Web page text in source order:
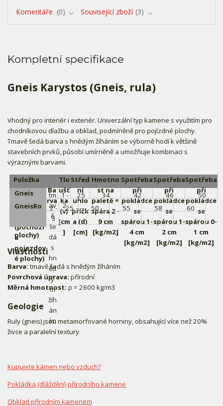
Komentáře
0 Související zboží 3
Kompletní specifikace
Gneis Karystos (Gneis, rula)
Vhodný pro interiér i exteriér. Univerzální typ kamene s využitím pro
chodníkovou dlažbu a obklad, podmíněně pro pojízdné plochy.
Tmavě šedá barva s hnědým žíháním se výborně hodí k většině
stavebních prvků, působí umírněně a umožňuje kombinaci s
výraznými barvami.
Položka
Ba
rva
Tlo
ušť
ka
(v)
[cm
]
Střed
ní
uhlo
příčk
a (d)
[cm]
Hmotno
st na
paletě =
spára 2 -
9 cm
[kg/m2]
Spotřeba
při
pokládce
se
spárou 1-
4 cm
[kg/m2]
Spotřeba
při
pokládce
se
spárou 1-
2 cm
[kg/m2]
Spotřeba
při
pokládce
se
spárou 0-
1 cm
[kg/m2]
Gneis
Rodopy
plochy)
tm
av
ě
še
dá
s
hn
ěd
ý
m
žíh
án
ím
1 -
2
25 34 42 46
50
GneisRo
(pochozí
a
pojezdov
é plochy)
2 -
3
25 50 55 58 60
Vlastnosti
Barva: tmavě šedá s hnědým žíháním
Povrchová úprava: přírodní
Měrná hmotnost: ρ = 2600 kg/m3
Geologie
Ruly (gneis) jsou metamorfované horniny, obsahující více než 20%
živce a paralelní textury.
Kupujete kámen nebo vzduch?
Pokládka (dláždění) přírodního kamene
Obklad přírodním kamenem